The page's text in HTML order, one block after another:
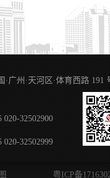
后双方
场同行
圆满结
努力。在
粤ICP备
·广州·天河区·体育西路 191
020-32502900
020-32502999